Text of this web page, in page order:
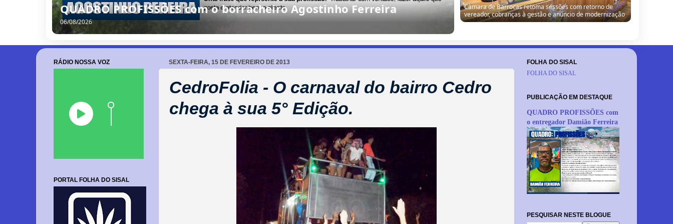
QUADRO PROFISSÕES com o borracheiro Agostinho Ferreira
06/08/2026
Câmara de Barrocas retoma sessões com retorno de
vereador, cobranças à gestão e anúncio de modernização
SEXTA-FEIRA, 15 DE FEVEREIRO DE 2013
CedroFolia - O carnaval do bairro Cedro
chega à sua 5° Edição.
RÁDIO NOSSA VOZ
PORTAL FOLHA DO SISAL
FOLHA DO SISAL
FOLHA DO SISAL
PUBLICAÇÃO EM DESTAQUE
QUADRO PROFISSÕES com
o entregador Damião Ferreira
PESQUISAR NESTE BLOGUE